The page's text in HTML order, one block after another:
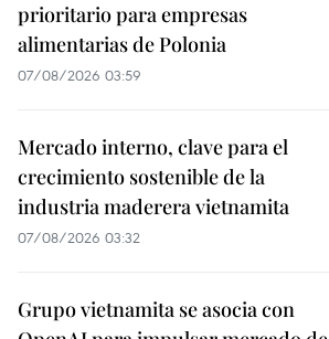
prioritario para empresas
alimentarias de Polonia
07/08/2026 03:59
Mercado interno, clave para el
crecimiento sostenible de la
industria maderera vietnamita
07/08/2026 03:32
Grupo vietnamita se asocia con